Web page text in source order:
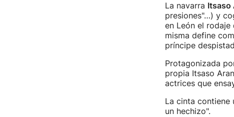
La navarra Itsaso
presiones"…) y
en León el
misma define
príncipe
Protagonizada
propia Itsaso
actrices que
La cinta contiene
un hechizo".